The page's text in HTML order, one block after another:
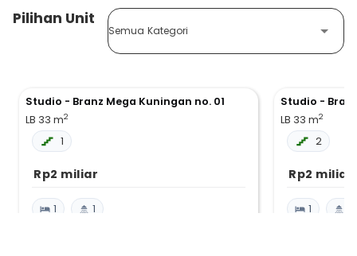
Pilihan Unit
Semua Kategori
Studio - Branz Mega Kuningan no. 01
LB 33 m2
1
Rp2 miliar
1 1
Studio -
LB 33 m2
2
Rp2 miliar
1